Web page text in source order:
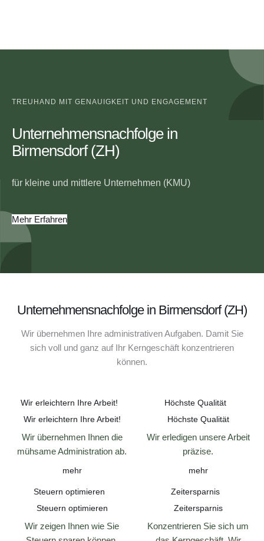
TREUHAND MIT GENAUIGKEIT UND ENGAGEMENT
Unternehmensnachfolge in
Birmensdorf (ZH)
für kleine und mittlere Unternehmen (KMU)
Mehr Erfahren
Unternehmensnachfolge in Birmensdorf (ZH)
Wir übernehmen Ihre administrativen Aufgaben. Damit Sie
sich voll und ganz auf Ihr Kerngeschäft konzentrieren
können.
Wir erleichtern Ihre Arbeit!
Wir erleichtern Ihre Arbeit!
Wir übernehmen Ihnen die
mühsame Administration ab.
mehr
Höchste Qualität
Höchste Qualität
Wir erledigen unsere Arbeit
präzise.
mehr
Steuern optimieren
Steuern optimieren
Wir zeigen Ihnen wie Sie
Zeitersparnis
Zeitersparnis
Konzentrieren Sie sich um